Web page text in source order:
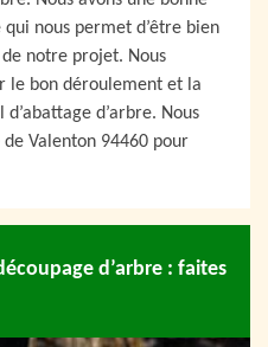
nous permet d’être bien
notre projet. Nous
le bon déroulement et la
d’arbre. Nous
Valenton 94460 pour
d’arbre : faites